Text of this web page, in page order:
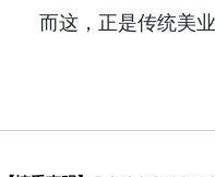
而这，正是传统美